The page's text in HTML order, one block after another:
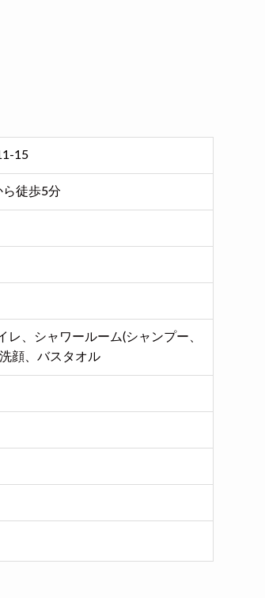
15
徒歩5分
、シャワールーム(シャンプー、
顔、バスタオル